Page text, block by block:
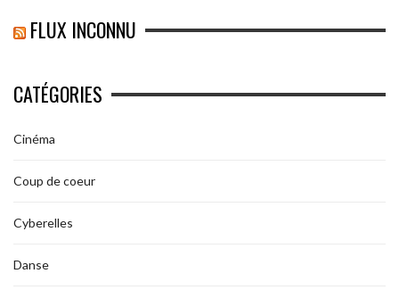
FLUX INCONNU
CATÉGORIES
Cinéma
Coup de coeur
Cyberelles
Danse